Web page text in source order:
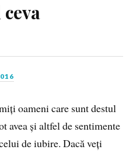
oameni care sunt destul
avea și altfel de sentimente
de iubire. Dacă veți